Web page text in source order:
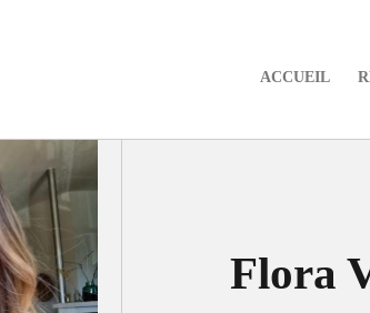
in France
ACCUEIL
Flora